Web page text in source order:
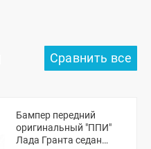
Бампер передний
оригинальный "ППИ"
Лада Гранта седан